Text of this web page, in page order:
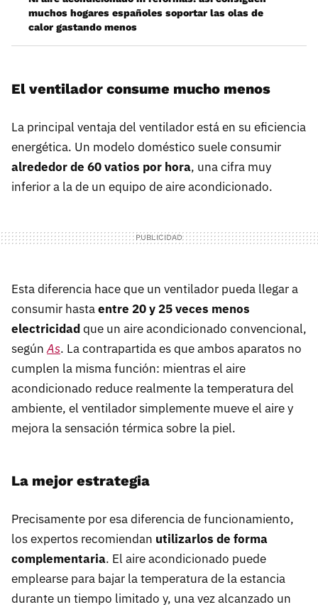
muchos hogares españoles soportar las olas de
calor gastando menos
El ventilador consume mucho menos
La principal ventaja del ventilador está en su eficiencia
energética. Un modelo doméstico suele consumir
alrededor de 60 vatios por hora, una cifra muy
inferior a la de un equipo de aire acondicionado.
Esta diferencia hace que un ventilador pueda llegar a
consumir hastaentre 20 y 25 veces menos
electricidadque un aire acondicionado convencional,
segúnAs. La contrapartida es que ambos aparatos no
cumplen la misma función: mientras el aire
acondicionado reduce realmente la temperatura del
ambiente, el ventilador simplemente mueve el aire y
mejora la sensación térmica sobre la piel.
La mejor estrategia
Precisamente por esa diferencia de funcionamiento,
los expertos recomiendan utilizarlos de forma
complementaria. El aire acondicionado puede
emplearse para bajar la temperatura de la estancia
durante un tiempo limitado y, una vez alcanzado un